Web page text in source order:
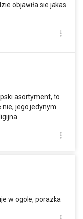
objawiła sie jakas
asortyment, to
nie, jego jedynym
w ogole, porazka